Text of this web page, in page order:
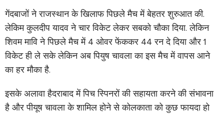
गेंदबाजों ने राजस्थान के खिलाफ पिछले मैच में बेहतर शुरुआत की.
लेकिम कुलदीप यादव ने चार विकेट लेकर सबको चौका दिया. लेकिन
शिवम मावि ने पिछले मैच में 4 ओवर फेंककर 44 रन दे दिया और 1
विकेट ही ले सके लेकिन अब पियुष चावला का इस मैच में वापस आने
का हर मौका है.
इसके अलावा हैदराबाद में पिच स्पिनरों की सहायता करने की संभावना
है और पीयूष चावला के शामिल होने से कोलकाता को कुछ फायदा हो